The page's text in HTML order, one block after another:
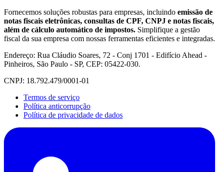
Fornecemos soluções robustas para empresas, incluindo emissão de
notas fiscais eletrônicas, consultas de CPF, CNPJ e notas fiscais,
além de cálculo automático de impostos. Simplifique a gestão
fiscal da sua empresa com nossas ferramentas eficientes e integradas.
Endereço: Rua Cláudio Soares, 72 - Conj 1701 - Edifício Ahead -
Pinheiros, São Paulo - SP, CEP: 05422-030.
CNPJ: 18.792.479/0001-01
Termos de serviço
Política anticorrupção
Política de privacidade de dados